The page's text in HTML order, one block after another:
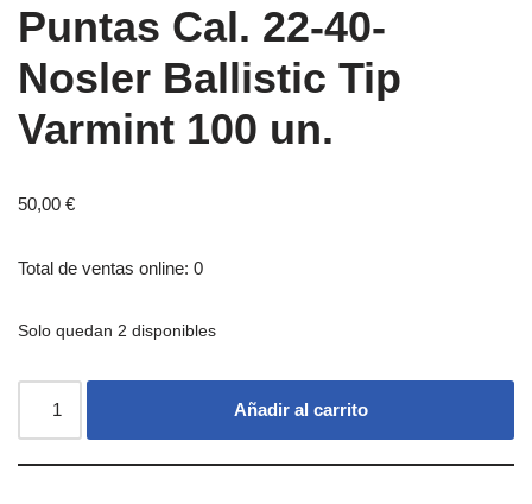
Puntas Cal. 22-40-
Nosler Ballistic Tip
Varmint 100 un.
50,00 €
Total de ventas online: 0
Solo quedan 2 disponibles
Añadir al carrito